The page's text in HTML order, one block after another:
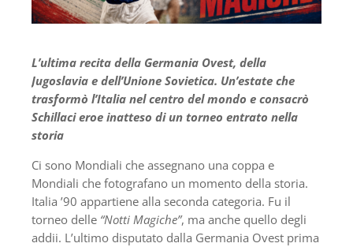
L’ultima recita della Germania Ovest, della
Jugoslavia e dell’Unione Sovietica. Un’estate che
trasformò l’Italia nel centro del mondo e consacrò
Schillaci eroe inatteso di un torneo entrato nella
storia
Ci sono Mondiali che assegnano una coppa e
Mondiali che fotografano un momento della storia.
Italia ’90 appartiene alla seconda categoria. Fu il
torneo delle “Notti Magiche”, ma anche quello degli
addii. L’ultimo disputato dalla Germania Ovest prima